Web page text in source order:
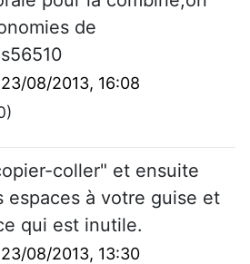
de
23/08/2013, 16:08
coller" et ensuite
espaces à votre guise et
qui est inutile.
23/08/2013, 13:30